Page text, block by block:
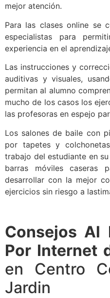
mejor atención.
Para las clases online se
especialistas para
experiencia en el
Las instrucciones y
auditivas y visuales,
permitan al alumno
mucho de los casos los
las profesoras en espejo
Los salones de baile con
por tapetes y
trabajo del estudiante en
barras móviles caseras
desarrollar con la mejor
ejercicios sin riesgo a
Consejos Al
Por Internet
en Centro
Jardin